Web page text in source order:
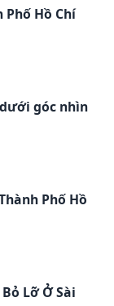
Hồ Chí
góc nhìn
Phố Hồ
Lỡ Ở Sài